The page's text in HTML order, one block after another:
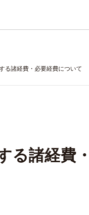
る諸経費・必要経費について
る諸経費